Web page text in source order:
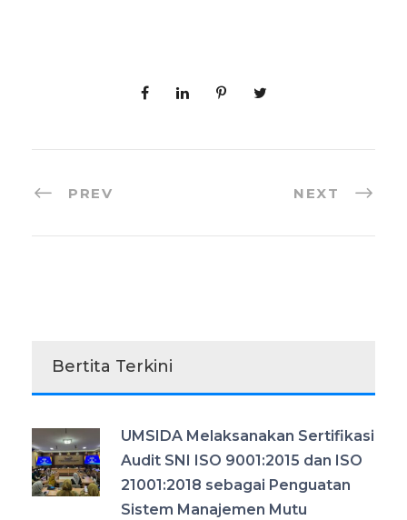
PREV NEXT
Bertita Terkini
UMSIDA Melaksanakan Sertifikasi
Audit SNI ISO 9001:2015 dan ISO
21001:2018 sebagai Penguatan
Sistem Manajemen Mutu